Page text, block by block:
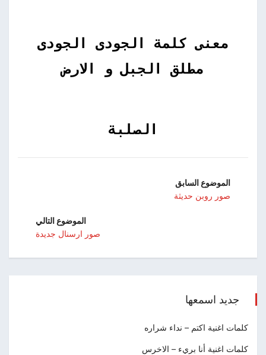
معنى كلمة الجودى الجودى
مطلق الجبل و الارض
الصلبة
الموضوع السابق
صور روبن حديثة
الموضوع التالي
صور ارسنال جديدة
جديد اسمعها
كلمات اغنية اكتم – نداء شراره
كلمات اغنية أنا بريء – الاخرس